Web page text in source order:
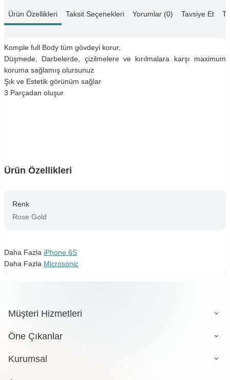
Ürün Özellikleri Taksit Seçenekleri Yorumlar (0) Tavsiye Et
Komple full Body tüm gövdeyi korur,
Düşmede, Darbelerde, çizilmelere ve kırılmalara karşı maximum
koruma sağlamış olursunuz
Şık ve Estetik görünüm sağlar
3 Parçadan oluşur
Ürün Özellikleri
Renk
Rose Gold
Daha Fazla iPhone 6S
Daha Fazla Microsonic
Müşteri Hizmetleri
Öne Çıkanlar
Kurumsal